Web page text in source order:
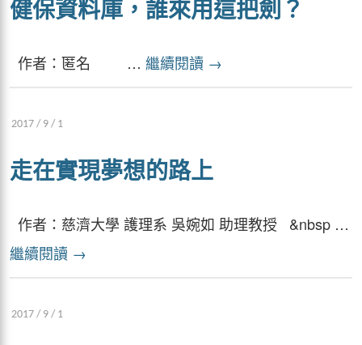
健保資料庫，誰來用這把劍？
作者：匿名 … 繼續閱讀 →
2017 / 9 / 1
走在實現夢想的路上
作者：慈濟大學 護理系 吳婉如 助理教授 &nbsp …
繼續閱讀 →
2017 / 9 / 1